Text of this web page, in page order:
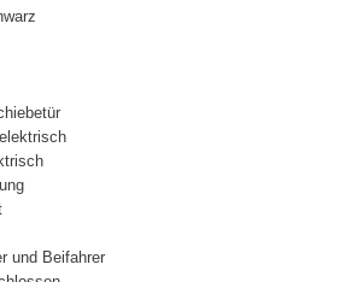
und Beifahrer